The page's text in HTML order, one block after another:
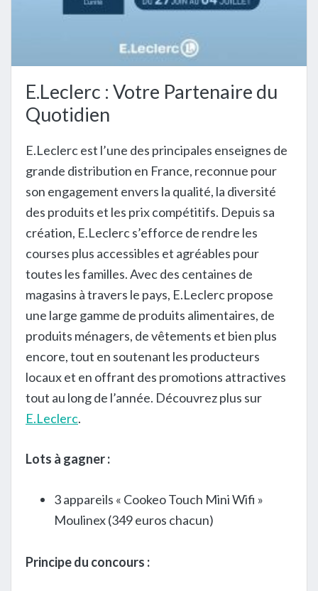
E.Leclerc : Votre Partenaire du
Quotidien
E.Leclerc est l’une des principales enseignes de
grande distribution en France, reconnue pour
son engagement envers la qualité, la diversité
des produits et les prix compétitifs. Depuis sa
création, E.Leclerc s’efforce de rendre les
courses plus accessibles et agréables pour
toutes les familles. Avec des centaines de
magasins à travers le pays, E.Leclerc propose
une large gamme de produits alimentaires, de
produits ménagers, de vêtements et bien plus
encore, tout en soutenant les producteurs
locaux et en offrant des promotions attractives
tout au long de l’année. Découvrez plus sur
E.Leclerc.
Lots à gagner :
3 appareils « Cookeo Touch Mini Wifi »
Moulinex (349 euros chacun)
Principe du concours :